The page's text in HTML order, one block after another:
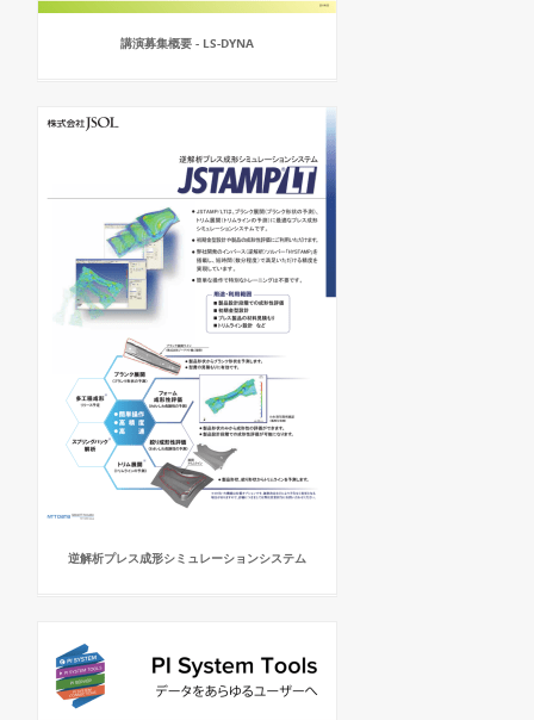
講演募集概要 - LS-DYNA
逆解析プレス成形シミュレーションシステム